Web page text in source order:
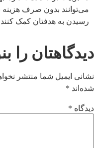
می‌توانند بدون صرف هزینه
رسیدن به هدفتان کمک کنند
دیدگاهتان را
نشانی ایمیل شما منتشر
شده‌اند *
دیدگاه *